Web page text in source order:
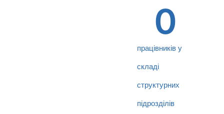
працівників у
складі
структурних
підрозділів
0